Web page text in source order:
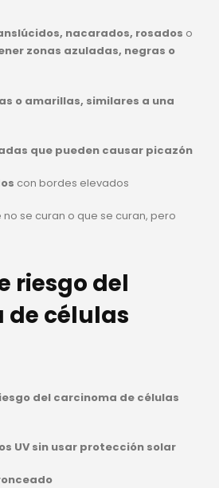
nacarados, rosados o
zonas azuladas, negras o
o amarillas, similares a una
que pueden causar picazón
con bordes elevados
no se curan o que se curan, pero
riesgo del
células
del carcinoma de células
UV sin usar protección solar